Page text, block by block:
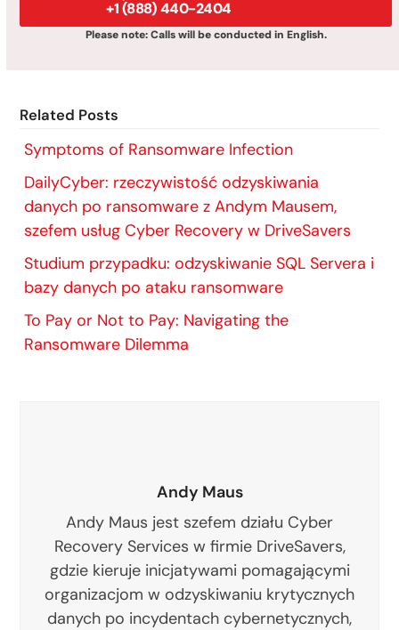
+1 (888) 440-2404
Please note: Calls will be conducted in English.
Related Posts
Symptoms of Ransomware Infection
DailyCyber: rzeczywistość odzyskiwania
danych po ransomware z Andym Mausem,
szefem usług Cyber Recovery w DriveSavers
Studium przypadku: odzyskiwanie SQL Servera i
bazy danych po ataku ransomware
To Pay or Not to Pay: Navigating the
Ransomware Dilemma
Andy Maus
Andy Maus jest szefem działu Cyber
Recovery Services w firmie DriveSavers,
gdzie kieruje inicjatywami pomagającymi
organizacjom w odzyskiwaniu krytycznych
danych po incydentach cybernetycznych,